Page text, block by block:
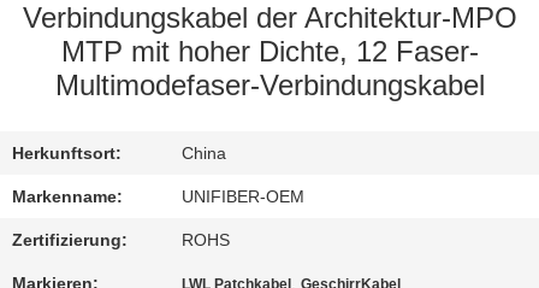
QUALITÄTSKONTROLLE
SIE
MIT
UNS
IN
Verbindungskabel der Architektur-MPO
MTP mit hoher Dichte, 12 Faser-
Multimodefaser-Verbindungskabel
Herkunftsort: China
Markenname: UNIFIBER-OEM
Zertifizierung: ROHS
Markieren: ,